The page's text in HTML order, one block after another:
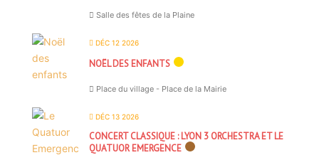
Salle des fêtes de la Plaine
DÉC 12 2026
NOËL DES ENFANTS
Place du village - Place de la Mairie
DÉC 13 2026
CONCERT CLASSIQUE : LYON 3 ORCHESTRA ET LE
QUATUOR EMERGENCE